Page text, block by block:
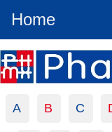
Home
A B C